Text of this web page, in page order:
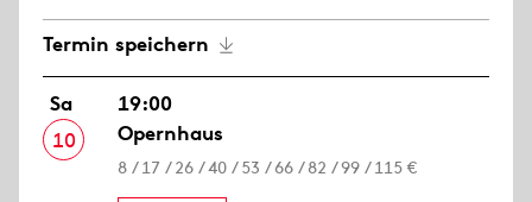
Termin speichern
Sa
10
19:00
Opernhaus
8 / 17 / 26 / 40 / 53 / 66 / 82 / 99 / 115 €